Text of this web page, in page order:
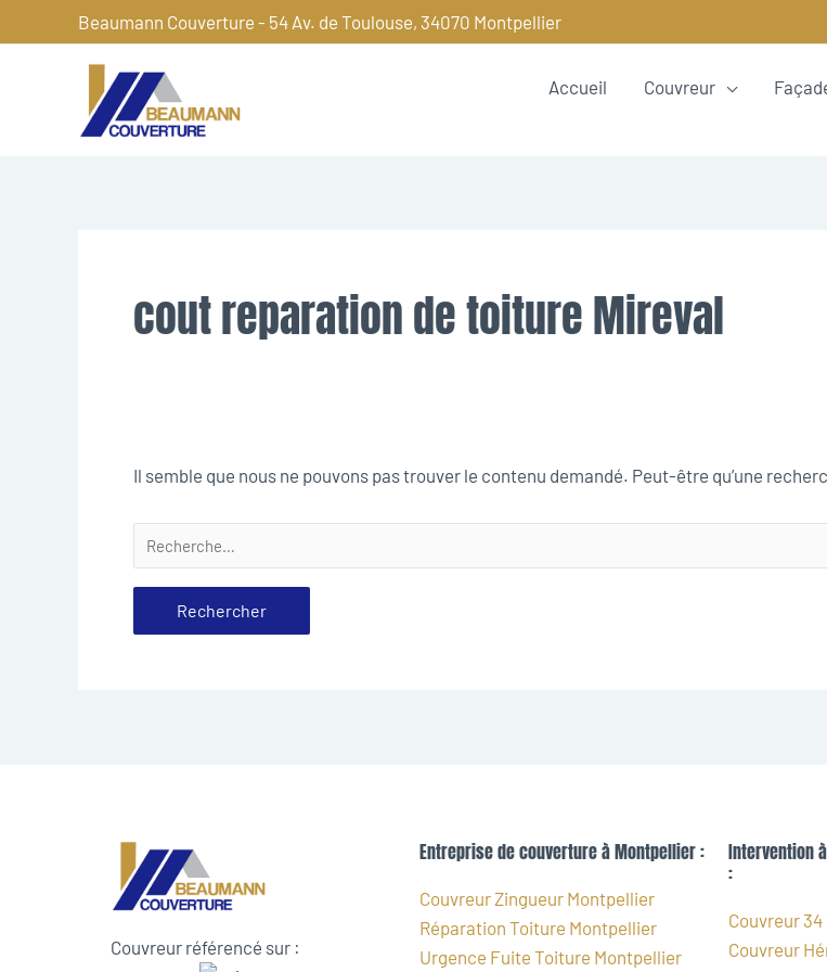
au
Beaumann Couverture - 54 Av. de Toulouse, 34070 Montpellier
Accueil Couvreur
cout reparation de toiture Mireval
Il semble que nous ne pouvons pas trouver le contenu demandé. Peut-être qu’une
Couvreur référencé sur :
Entreprise de couverture à Montpellier :
Couvreur Zingueur Montpellier
Réparation Toiture Montpellier
Urgence Fuite Toiture Montpellier
Intervention
:
Couvreur 34
Couvreur